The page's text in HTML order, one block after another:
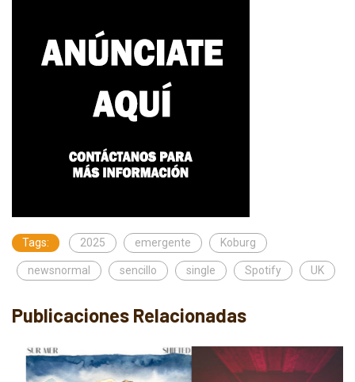
Tags: 2025 emergente Koburg
newsnormal sencillo single Spotify UK
Publicaciones Relacionadas